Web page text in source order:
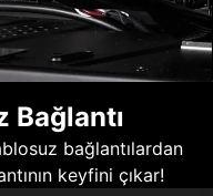
Bağlantı
bağlantılardan
keyfini çıkar!